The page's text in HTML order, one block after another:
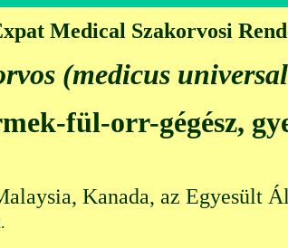
Medical Szakorvosi
(medicus
fül-orr-gégész,
Kanada, az Egyesült